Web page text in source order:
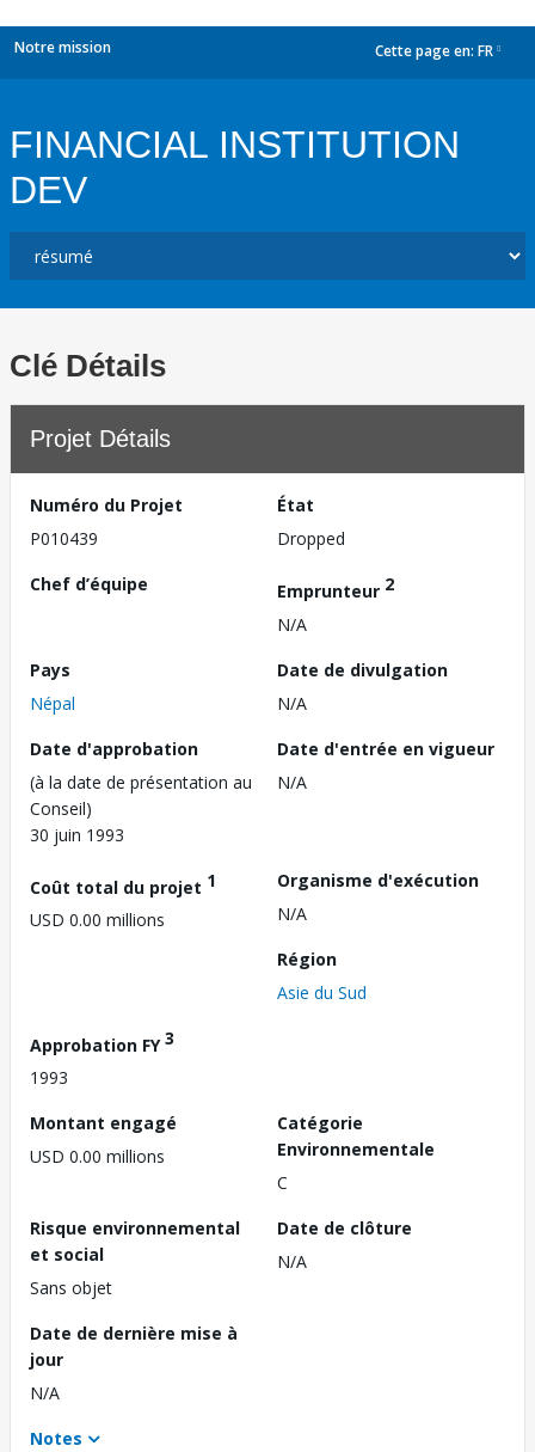
Notre mission Cette page en: FR
FINANCIAL INSTITUTION
DEV
Clé Détails
Projet Détails
Numéro du Projet
P010439
État
Dropped
Chef d’équipe
Emprunteur 2
N/A
Pays
Népal
Date de divulgation
N/A
Date d'approbation
(à la date de présentation au
Conseil)
30 juin 1993
Date d'entrée en vigueur
N/A
Coût total du projet 1
USD 0.00 millions
Organisme d'exécution
N/A
Région
Asie du Sud
Approbation FY3
1993
Montant engagé
USD 0.00 millions
Catégorie
Environnementale
C
Risque environnemental
et social
Sans objet
Date de clôture
N/A
Date de dernière mise à
jour
N/A
Notes